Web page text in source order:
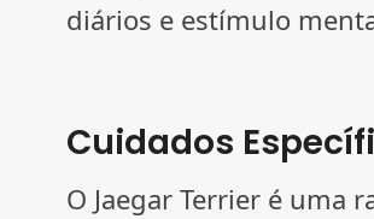
diários e estímulo
Cuidados
O Jaegar Terrier é uma